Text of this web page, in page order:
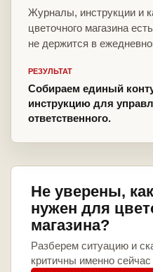
Журналы, инструкции и
цветочного магазина
не держится в
РЕЗУЛЬТАТ
Собираем единый
инструкцию для
ответственного.
Не уверены,
нужен для
магазина?
Разберем ситуацию и
критичны именно